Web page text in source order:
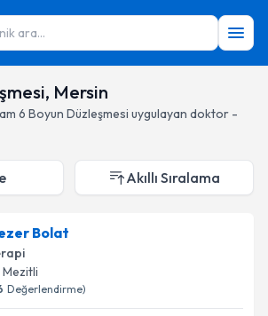
ara...
Mersin
6 Boyun Düzleşmesi uygulayan doktor -
Akıllı Sıralama
Bolat
Mezitli
Değerlendirme)